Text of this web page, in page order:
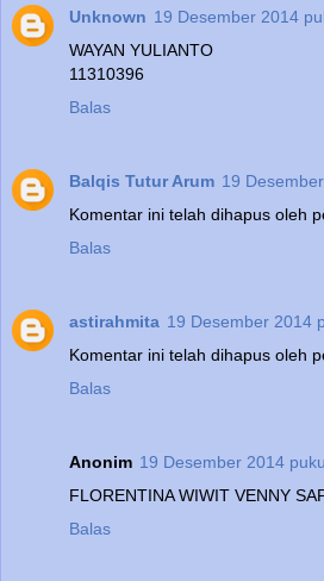
Unknown 19 Desember 2014
WAYAN YULIANTO
11310396
Balas
Balqis Tutur Arum 19
Komentar ini telah dihapus oleh
Balas
astirahmita 19 Desember 2014
Komentar ini telah dihapus oleh
Balas
Anonim 19 Desember 2014
FLORENTINA WIWIT VENNY
Balas